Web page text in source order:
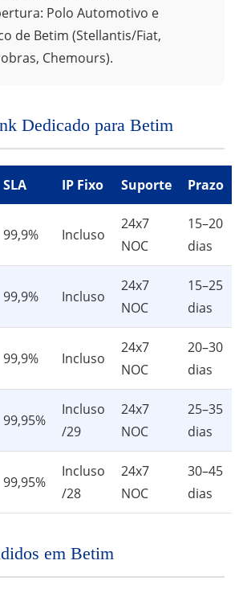
Polo Automotivo e
de Betim (Stellantis/Fiat,
Chemours).
Dedicado para Betim
SLA IP Fixo Suporte Prazo
99,9% Incluso
24x7
NOC
15–20
dias
99,9% Incluso
24x7
NOC
15–25
dias
99,9% Incluso
24x7
NOC
20–30
dias
99,95%
Incluso
/29
24x7
NOC
25–35
dias
99,95%
Incluso
/28
24x7
NOC
30–45
dias
em Betim